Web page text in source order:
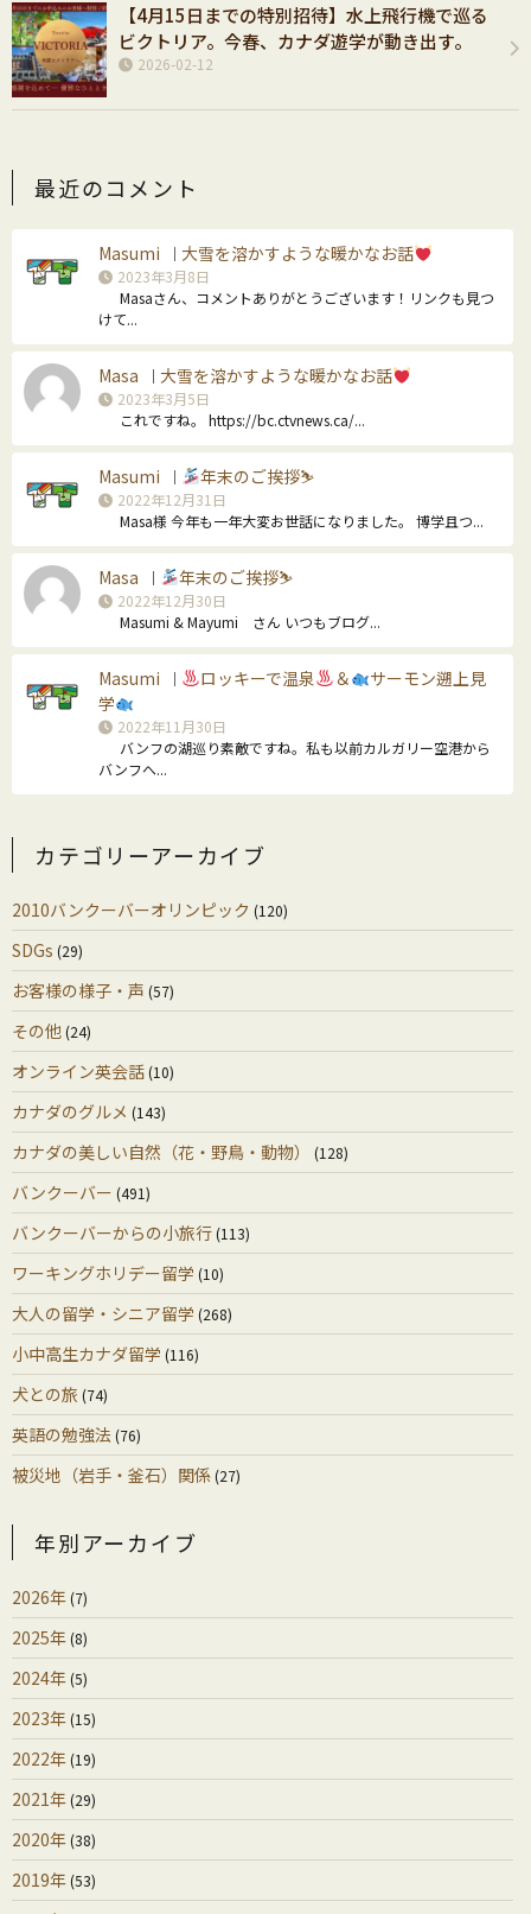
【4月15日までの特別招待】水上飛行機で巡る
ビクトリア。今春、カナダ遊学が動き出す。
2026-02-12
最近のコメント
Masumi ｜ 大雪を溶かすような暖かなお話
2023年3月8日
Masaさん、コメントありがとうございます！リンクも見つ
けて...
Masa ｜ 大雪を溶かすような暖かなお話
2023年3月5日
これですね。 https://bc.ctvnews.ca/...
Masumi ｜ 年末のご挨拶⛷
2022年12月31日
Masa様 今年も一年大変お世話になりました。 博学且つ...
Masa ｜ 年末のご挨拶⛷
2022年12月30日
Masumi & Mayumi さん いつもブログ...
Masumi ｜ ロッキーで温泉 ＆
サーモン遡上見
学
2022年11月30日
バンフの湖巡り素敵ですね。私も以前カルガリー空港から
バンフへ...
カテゴリーアーカイブ
2010バンクーバーオリンピック (120)
SDGs (29)
お客様の様子・声 (57)
その他(24)
オンライン英会話(10)
カナダのグルメ (143)
カナダの美しい自然（花・野鳥・動物） (128)
バンクーバー (491)
バンクーバーからの小旅行(113)
ワーキングホリデー留学 (10)
大人の留学・シニア留学 (268)
小中高生カナダ留学 (116)
犬との旅 (74)
英語の勉強法 (76)
被災地（岩手・釜石）関係(27)
年別アーカイブ
2026年(7)
2025年(8)
2024年(5)
2023年(15)
2022年(19)
2021年(29)
2020年(38)
2019年(53)